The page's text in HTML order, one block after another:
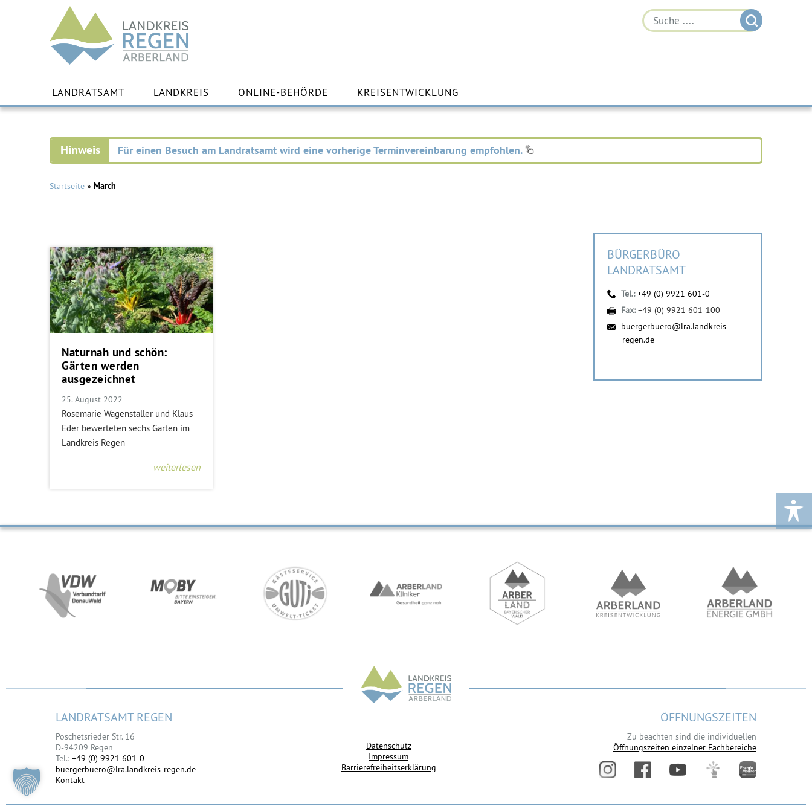
Landkreis
Regen
Inhalt
springen
LANDRATSAMT LANDKREIS ONLINE-BEHÖRDE KREISENTWICKLUNG
Für einen Besuch am Landratsamt wird eine vorherige Terminvereinbarung empfohlen.
Startseite » March
Naturnah und schön:
Gärten werden
ausgezeichnet
25. August 2022
Rosemarie Wagenstaller und Klaus
Eder bewerteten sechs Gärten im
Landkreis Regen
weiterlesen
BÜRGERBÜRO
LANDRATSAMT
Tel.:+49 (0) 9921 601-0
Fax:+49 (0) 9921 601-100
buergerbuero@lra.landkreis-
regen.de
LANDRATSAMT REGEN
Poschetsrieder Str. 16
D-94209 Regen
Tel.: +49 (0) 9921 601-0
buergerbuero@lra.landkreis-regen.de
Kontakt
Datenschutz
Impressum
Barrierefreiheitserklärung
ÖFFNUNGSZEITEN
Zu beachten sind die individuellen
Öffnungszeiten einzelner Fachbereiche